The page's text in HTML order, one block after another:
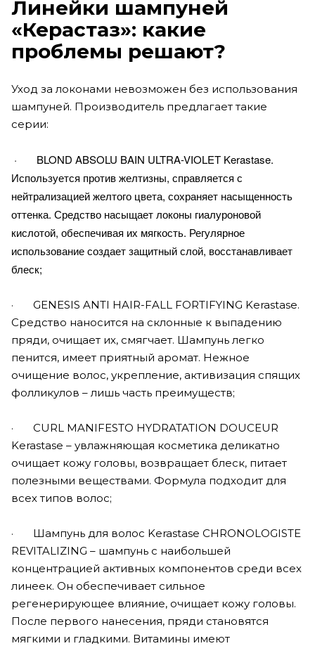
Линейки шампуней
«Керастаз»: какие
проблемы решают?
Уход за локонами невозможен без использования
шампуней. Производитель предлагает такие
серии:
· BLOND ABSOLU BAIN ULTRA-VIOLET Kerastase.
Используется против желтизны, справляется с
нейтрализацией желтого цвета, сохраняет насыщенность
оттенка. Средство насыщает локоны гиалуроновой
кислотой, обеспечивая их мягкость. Регулярное
использование создает защитный слой, восстанавливает
блеск;
· GENESIS ANTI HAIR-FALL FORTIFYING Kerastase.
Средство наносится на склонные к выпадению
пряди, очищает их, смягчает. Шампунь легко
пенится, имеет приятный аромат. Нежное
очищение волос, укрепление, активизация спящих
фолликулов – лишь часть преимуществ;
· CURL MANIFESTO HYDRATATION DOUCEUR
Kerastase – увлажняющая косметика деликатно
очищает кожу головы, возвращает блеск, питает
полезными веществами. Формула подходит для
всех типов волос;
· Шампунь для волос Kerastase CHRONOLOGISTE
REVITALIZING – шампунь с наибольшей
концентрацией активных компонентов среди всех
линеек. Он обеспечивает сильное
регенерирующее влияние, очищает кожу головы.
После первого нанесения, пряди становятся
мягкими и гладкими. Витамины имеют